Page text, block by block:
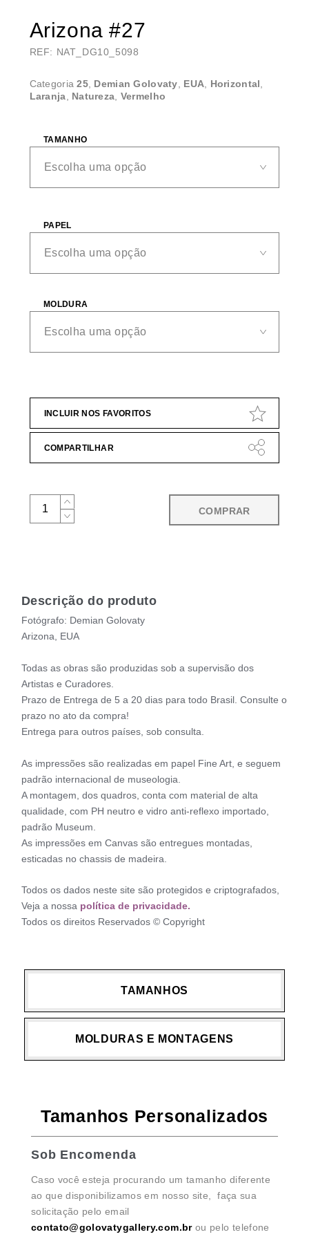
Arizona #27
REF: NAT_DG10_5098
Categoria25, Demian Golovaty EUA Horizontal
Laranja
Natureza Vermelho
TAMANHO
PAPEL
MOLDURA
INCLUIR NOS FAVORITOS
COMPARTILHAR
COMPRAR
Descrição do produto
Fotógrafo: Demian Golovaty
Arizona, EUA
Todas as obras são produzidas sob a supervisão dos
Artistas e Curadores.
Prazo de Entrega de 5 a 20 dias para todo Brasil. Consulte o
prazo no ato da compra!
Entrega para outros países, sob consulta.
As impressões são realizadas em papel Fine Art, e seguem
padrão internacional de museologia.
A montagem, dos quadros, conta com material de alta
qualidade, com PH neutro e vidro anti-reflexo importado,
padrão Museum.
As impressões em Canvas são entregues montadas,
esticadas no chassis de madeira.
Todos os dados neste site são protegidos e criptografados,
Veja a nossa política de privacidade.
Todos os direitos Reservados © Copyright
TAMANHOS
MOLDURAS E MONTAGENS
Tamanhos Personalizados
Sob Encomenda
Caso você esteja procurando um tamanho diferente
ao que disponibilizamos em nosso site, faça sua
solicitação pelo email
contato@golovatygallery.com.brou pelo telefone